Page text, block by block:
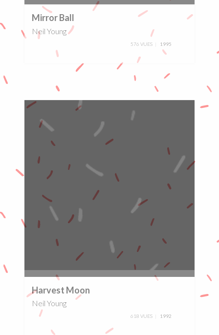
Mirror Ball
Neil Young
576 VUES 1995
Harvest Moon
Neil Young
618 VUES 1992